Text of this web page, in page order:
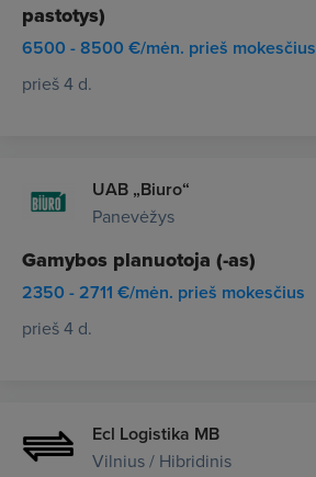
pastotys)
6500 - 8500 €/mėn. prieš mokesčius
prieš 4 d.
UAB „Biuro“
Panevėžys
Gamybos planuotoja (-as)
2350 - 2711 €/mėn. prieš mokesčius
prieš 4 d.
Ecl Logistika MB
Vilnius / Hibridinis